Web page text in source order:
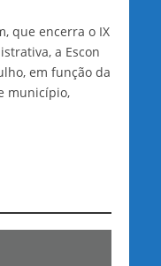
que encerra o IX
a Escon
em função da
município,